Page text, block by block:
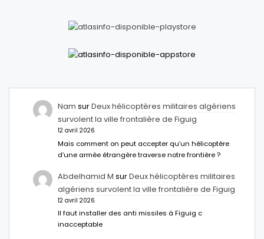
Nam surDeux hélicoptères militaires algériens
survolent la ville frontalière de Figuig
12 avril 2026
Mais comment on peut accepter qu’un hélicoptère
d’une armée étrangère traverse notre frontière ?
Abdelhamid M surDeux hélicoptères militaires
algériens survolent la ville frontalière de Figuig
12 avril 2026
Il faut installer des anti missiles à Figuig c
inacceptable